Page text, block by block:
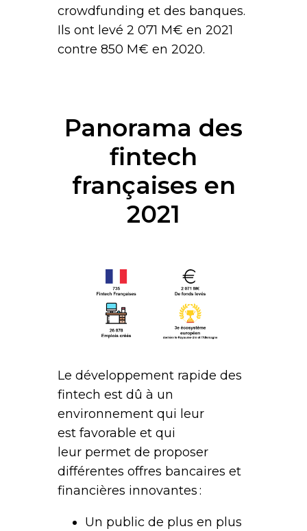
crowdfunding et des banques.
Ils ont levé 2 071 M€ en 2021
contre 850 M€ en 2020.
Panorama des
fintech
françaises en
2021
Le développement rapide des
fintech est dû à un
environnement qui leur
est favorable et qui
leur permet de proposer
différentes offres bancaires et
financières innovantes :
Un public de plus en plus